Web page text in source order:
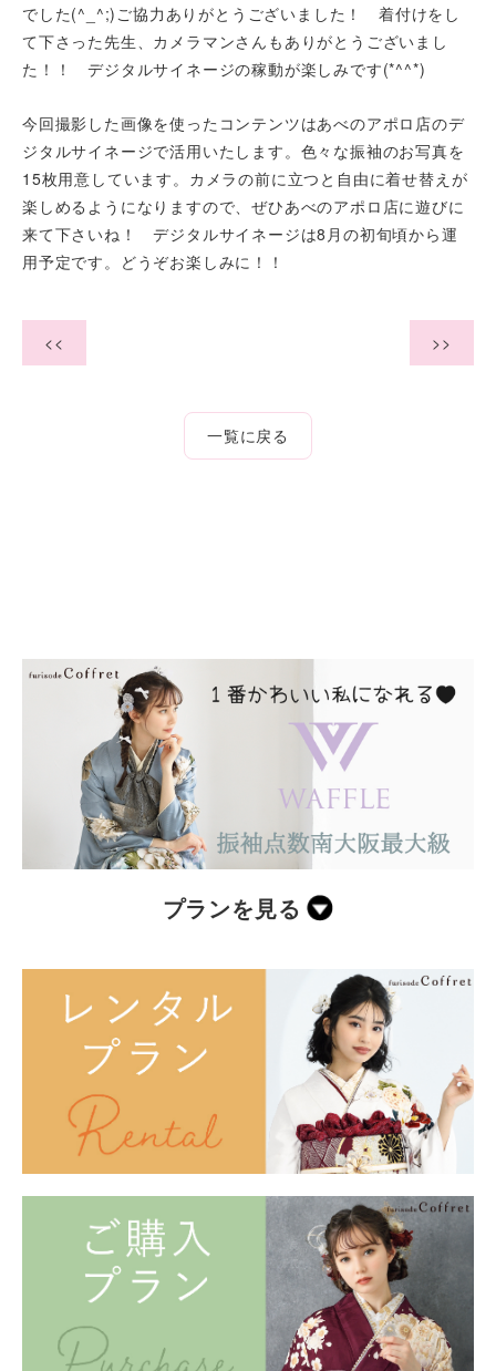
でした(^_^;)ご協力ありがとうございました！ 着付けをし
て下さった先生、カメラマンさんもありがとうございまし
た！！ デジタルサイネージの稼動が楽しみです(*^^*)
今回撮影した画像を使ったコンテンツはあべのアポロ店のデ
ジタルサイネージで活用いたします。色々な振袖のお写真を
15枚用意しています。カメラの前に立つと自由に着せ替えが
楽しめるようになりますので、ぜひあべのアポロ店に遊びに
来て下さいね！ デジタルサイネージは8月の初旬頃から運
用予定です。どうぞお楽しみに！！
<< >>
一覧に戻る
プランを見る